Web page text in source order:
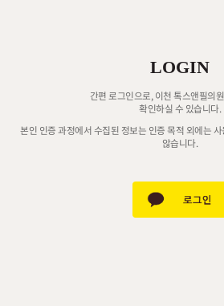
LOGIN
간편 로그인으로, 이천 톡스앤필의
확인하실 수 있습니다.
본인 인증 과정에서 수집된 정보는 인증 목적 외에는
않습니다.